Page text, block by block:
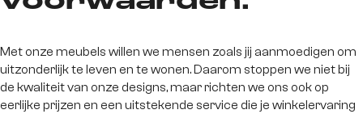
Met onze meubels willen we mensen zoals jij aanmoedigen om
uitzonderlijk te leven en te wonen. Daarom stoppen we niet bij
de kwaliteit van onze designs, maar richten we ons ook op
eerlijke prijzen en een uitstekende service die je winkelervaring